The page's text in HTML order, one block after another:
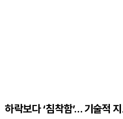
하락보다 ‘침착함’… 기술적